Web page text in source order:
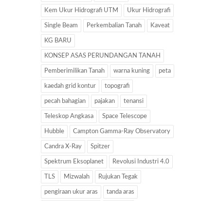
Kem Ukur Hidrografi UTM Ukur Hidrografi
Single Beam Perkembalian Tanah Kaveat
KG BARU
KONSEP ASAS PERUNDANGAN TANAH
Pemberimilikan Tanah warna kuning peta
kaedah grid kontur topografi
pecah bahagian pajakan tenansi
Teleskop Angkasa Space Telescope
Hubble Campton Gamma-Ray Observatory
Candra X-Ray Spitzer
Spektrum Eksoplanet Revolusi Industri 4.0
TLS Mizwalah Rujukan Tegak
pengiraan ukur aras tanda aras